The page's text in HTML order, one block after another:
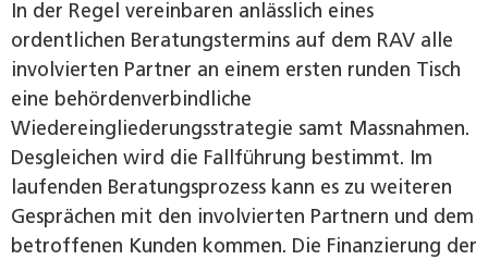
In der Regel vereinbaren anlässlich eines
ordentlichen Beratungstermins auf dem RAV alle
involvierten Partner an einem ersten runden Tisch
eine behördenverbindliche
Wiedereingliederungsstrategie samt Massnahmen.
Desgleichen wird die Fallführung bestimmt. Im
laufenden Beratungsprozess kann es zu weiteren
Gesprächen mit den involvierten Partnern und dem
betroffenen Kunden kommen. Die Finanzierung der